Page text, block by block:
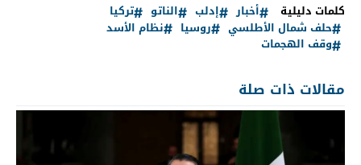
كلمات دليلية
أخبار إدلب الناتو
تركيا
حلف شمال الأطلسي
روسيا
نظام الأسد
وقف الهجمات
مقالات ذات صلة